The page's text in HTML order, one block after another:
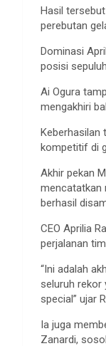
Hasil
perebutan
Dominasi
posisi
Ai Ogura
mengakhiri
Keberhasilan
kompetitif di
Akhir pekan
mencatatkan
berhasil
CEO Aprilia
perjalanan
“Ini adalah
seluruh rekor
special” ujar
Ia juga
Zanardi,